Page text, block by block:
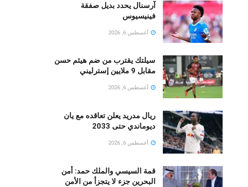
آرسنال يحدد بديل صفقة
فينيسيوس
أغسطس 6, 2026
سيلتك يقترب من ضم هيثم حسن
مقابل 9 ملايين إسترليني
أغسطس 6, 2026
ريال مدريد يعلن تعاقده مع يان
ديوماندي حتى 2033
أغسطس 6, 2026
قمة السيسي والملك حمد: أمن
البحرين جزء لا يتجزأ من الأمن